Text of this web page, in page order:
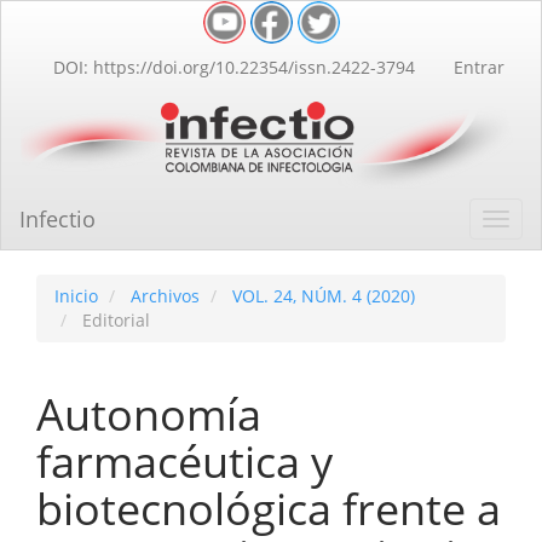
Contenido
principal
lateral
DOI: https://doi.org/10.22354/issn.2422-3794 Entrar
Infectio
Inicio Archivos
VOL. 24, NÚM. 4 (2020)
Editorial
Autonomía
farmacéutica y
biotecnológica frente a